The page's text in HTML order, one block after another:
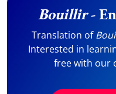
Bouillir-
Translation of
Interested in
free with our